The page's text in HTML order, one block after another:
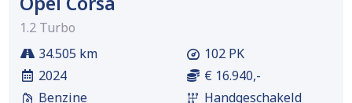
1.2 Turbo
34.505 km
2024
Benzine
102 PK
€ 16.940,-
Handgeschakeld